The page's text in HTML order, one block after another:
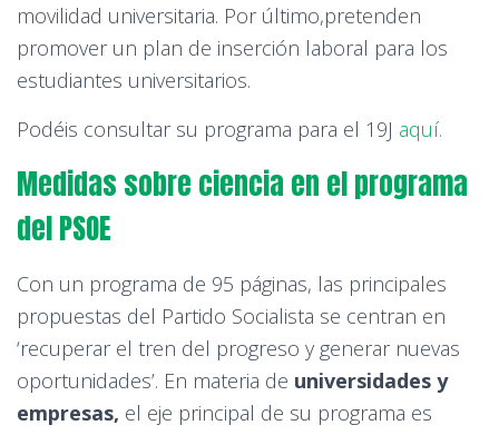
movilidad universitaria. Por último,pretenden
promover un plan de inserción laboral para los
estudiantes universitarios.
Podéis consultar su programa para el 19J aquí.
Medidas sobre ciencia en el programa
del PSOE
Con un programa de 95 páginas, las principales
propuestas del Partido Socialista se centran en
‘recuperar el tren del progreso y generar nuevas
oportunidades’. En materia de universidades y
empresas, el eje principal de su programa es